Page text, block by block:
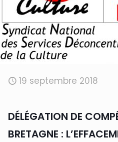
19 septembre 2018
DÉLÉGATION DE
BRETAGNE :